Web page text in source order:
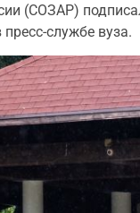
(СОЗАР)
службе вуза.